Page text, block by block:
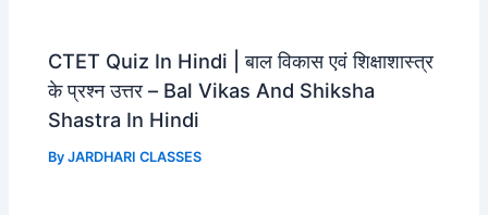
CTET Quiz In Hindi | बाल विकास एवं शिक्षाशास्त्र
के प्रश्न उत्तर – Bal Vikas And Shiksha
Shastra In Hindi
ByJARDHARI CLASSES